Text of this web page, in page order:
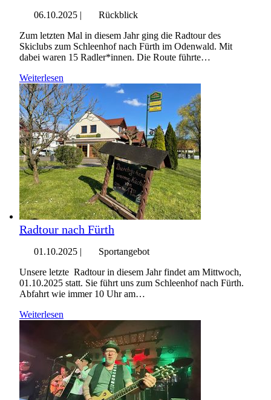
06.10.2025 |
Rückblick
Zum letzten Mal in diesem Jahr ging die Radtour des
Skiclubs zum Schleenhof nach Fürth im Odenwald. Mit
dabei waren 15 Radler*innen. Die Route führte…
Weiterlesen
Radtour nach Fürth
01.10.2025 |
Sportangebot
Unsere letzte Radtour in diesem Jahr findet am Mittwoch,
01.10.2025 statt. Sie führt uns zum Schleenhof nach Fürth.
Abfahrt wie immer 10 Uhr am…
Weiterlesen